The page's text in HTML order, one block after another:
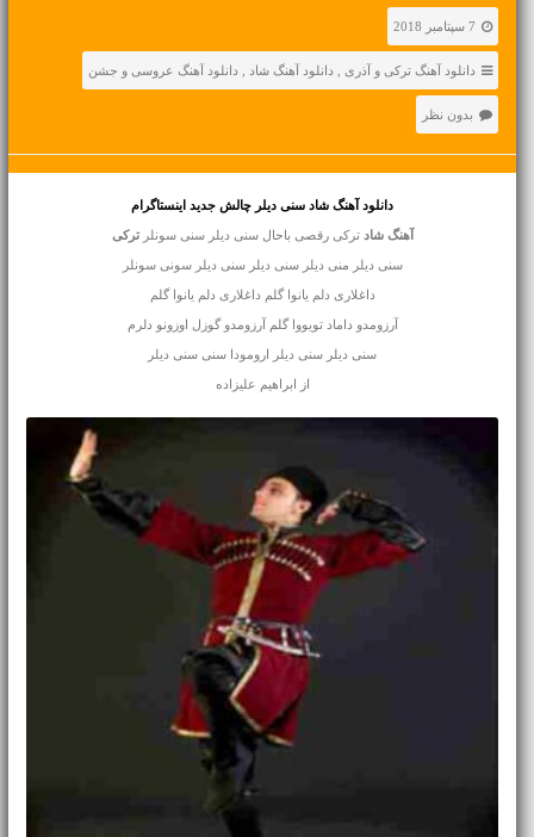
7 سپتامبر 2018
دانلود آهنگ ترکی و آذری دانلود آهنگ شاد دانلود آهنگ عروسی و جشن
بدون نظر
دانلود آهنگ شاد سنی دیلر چالش جدید اینستاگرام
آهنگ شاد ترکی رقصی باحال سنی دیلر سنی سونلرترکی
سنی دیلر منی دیلر سنی دیلر سنی دیلر سونی سونلر
داغلاری دلم یانوا گلم داغلاری دلم یانوا گلم
آرزومدو داماد تویووا گلم آرزومدو گوزل اوزونو دلرم
سنی دیلر سنی دیلر ارومودا سنی سنی دیلر
از ابراهیم علیزاده